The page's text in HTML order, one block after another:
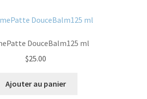
DouceBalm125 ml
$25.00
Ajouter au panier